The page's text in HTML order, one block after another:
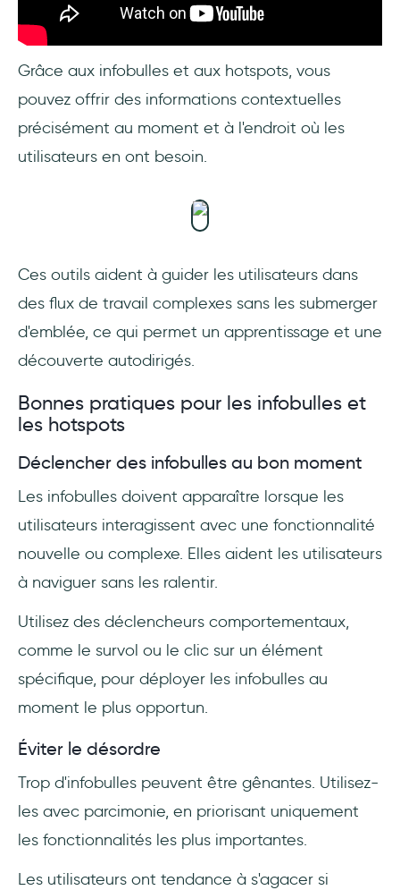
Grâce aux infobulles et aux hotspots, vous
pouvez offrir des informations contextuelles
précisément au moment et à l'endroit où les
utilisateurs en ont besoin.
Ces outils aident à guider les utilisateurs dans
des flux de travail complexes sans les submerger
d'emblée, ce qui permet un apprentissage et une
découverte autodirigés.
Bonnes pratiques pour les infobulles et
les hotspots
Déclencher des infobulles au bon moment
Les infobulles doivent apparaître lorsque les
utilisateurs interagissent avec une fonctionnalité
nouvelle ou complexe. Elles aident les utilisateurs
à naviguer sans les ralentir.
Utilisez des déclencheurs comportementaux,
comme le survol ou le clic sur un élément
spécifique, pour déployer les infobulles au
moment le plus opportun.
Éviter le désordre
Trop d'infobulles peuvent être gênantes. Utilisez-
les avec parcimonie, en priorisant uniquement
les fonctionnalités les plus importantes.
Les utilisateurs ont tendance à s'agacer si